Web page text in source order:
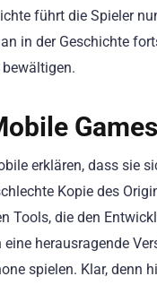
führt die Spieler
in der Geschichte
Games
erklären, dass sie
Kopie des
Tools, die den
herausragende
spielen. Klar, denn